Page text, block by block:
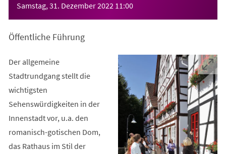
Samstag, 31. Dezember 2022 11:00
Öffentliche Führung
Der allgemeine
Stadtrundgang stellt die
wichtigsten
Sehenswürdigkeiten in der
Innenstadt vor, u.a. den
romanisch-gotischen Dom,
das Rathaus im Stil der